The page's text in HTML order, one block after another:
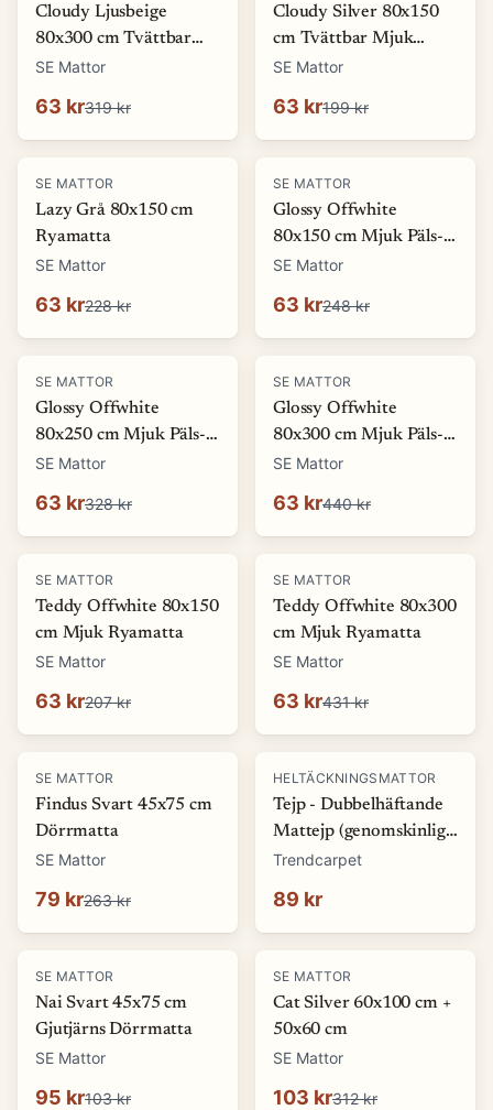
Cloudy Ljusbeige
80x300 cm Tvättbar
Mjuk Ryamatta
SE Mattor
63 kr319 kr
Cloudy Silver 80x150
cm Tvättbar Mjuk
Ryamatta
SE Mattor
63 kr199 kr
-72 %
SE MATTOR
Lazy Grå 80x150 cm
Ryamatta
SE Mattor
63 kr228 kr
-75%
SE MATTOR
Glossy Offwhite
80x150 cm Mjuk Päls-
look Matta
SE Mattor
63 kr248 kr
-81 %
SE MATTOR
Glossy Offwhite
80x250 cm Mjuk Päls-
look Matta
SE Mattor
63 kr328 kr
-86%
SE MATTOR
Glossy Offwhite
80x300 cm Mjuk Päls-
look Matta
SE Mattor
63 kr440 kr
-69%
SE MATTOR
Teddy Offwhite 80x150
cm Mjuk Ryamatta
SE Mattor
63 kr207 kr
-85%
SE MATTOR
Teddy Offwhite 80x300
cm Mjuk Ryamatta
SE Mattor
63 kr431 kr
-70%
SE MATTOR
Findus Svart 45x75 cm
Dörrmatta
SE Mattor
79 kr263 kr
HELTÄCKNINGSMATTOR
Tejp - Dubbelhäftande
Mattejp (genomskinlig)
(Storlek: 5 x 1500 cm)
Trendcarpet
89 kr
-8%
SE MATTOR
Nai Svart 45x75 cm
Gjutjärns Dörrmatta
SE Mattor
95 kr103 kr
-67%
SE MATTOR
Cat Silver 60x100 cm +
50x60 cm
SE Mattor
103 kr312 kr